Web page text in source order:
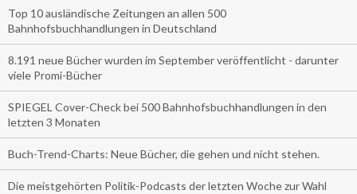
Top 10 ausländische Zeitungen an allen 500
Bahnhofsbuchhandlungen in Deutschland
8.191 neue Bücher wurden im September veröffentlicht - darunter
viele Promi-Bücher
SPIEGEL Cover-Check bei 500 Bahnhofsbuchhandlungen in den
letzten 3 Monaten
Buch-Trend-Charts: Neue Bücher, die gehen und nicht stehen.
Die meistgehörten Politik-Podcasts der letzten Woche zur Wahl